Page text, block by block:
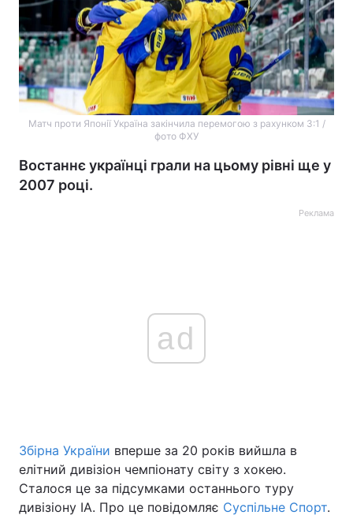
Матч проти Японії Україна закінчила перемогою з рахунком 3:1 /
фото ФХУ
Востаннє українці грали на цьому рівні ще у
2007 році.
Реклама
ad
Збірна України вперше за 20 років вийшла в
елітний дивізіон чемпіонату світу з хокею.
Сталося це за підсумками останнього туру
дивізіону IA. Про це повідомляє Суспільне Спорт.